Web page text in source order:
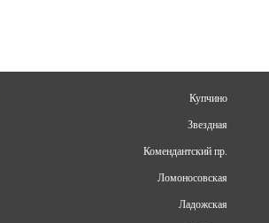
Купчино
Звездная
Комендантский пр.
Ломоносовская
Ладожская